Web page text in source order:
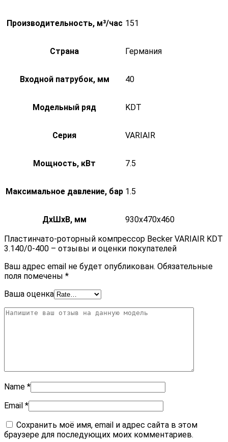
Производительность, м³/час 151
Страна Германия
Входной патрубок, мм 40
Модельный ряд KDT
Серия VARIAIR
Мощность, кВт 7.5
Максимальное давление, бар 1.5
ДxШxВ, мм
930x470x460
Пластинчато-роторный компрессор Becker VARIAIR KDT
3.140/0-400 – отзывы и оценки покупателей
Ваш адрес email не будет опубликован. Обязательные
поля помечены *
Ваша оценка
Name *
Email *
Сохранить моё имя, email и адрес сайта в этом
браузере для последующих моих комментариев.